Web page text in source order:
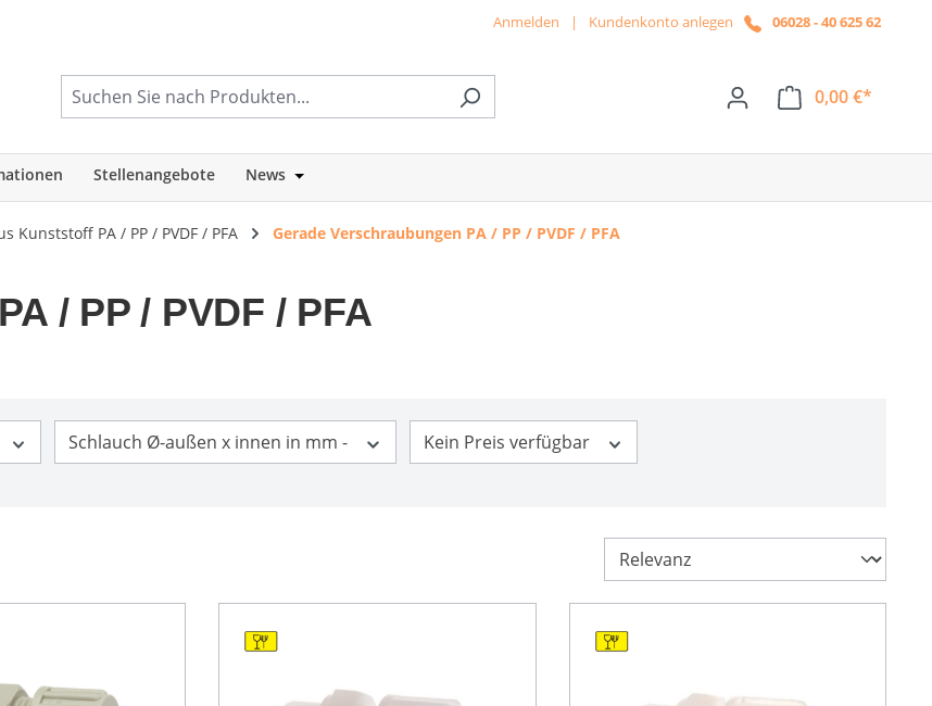
Anmelden | Kundenkonto anlegen 06028 - 40 625 62
0,00 €*
Shop Stellenangebote News Öffne oder Schließe das Dropdown der Kategorie News
Kunststoff PA / PP / PVDF / PFA Gerade Verschraubungen PA / PP / PVDF / PFA
/ PP / PVDF / PFA
Schlauch Ø-außen x innen in mm - Kein Preis verfügbar